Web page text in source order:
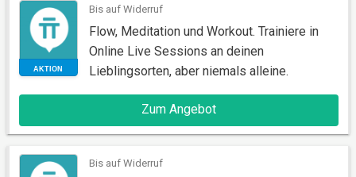
Bis auf Widerruf
Flow, Meditation und Workout. Trainiere in
Online Live Sessions an deinen
Lieblingsorten, aber niemals alleine.
Zum Angebot
Bis auf Widerruf